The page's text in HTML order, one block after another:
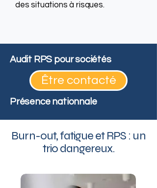
des situations à risques.
Audit RPS pour sociétés
Être contacté
Présence nationnale
Burn-out, fatigue et RPS : un
trio dangereux.